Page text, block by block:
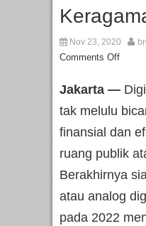
Nov 23, 2020
Comments Off
Jakarta —
tak melulu
finansial dan
ruang publik
Berakhirnya
atau analog
pada 2022